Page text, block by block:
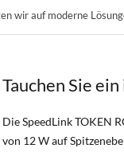
wir auf moderne
Tauchen Sie
Die SpeedLink TOKEN
von 12 W auf